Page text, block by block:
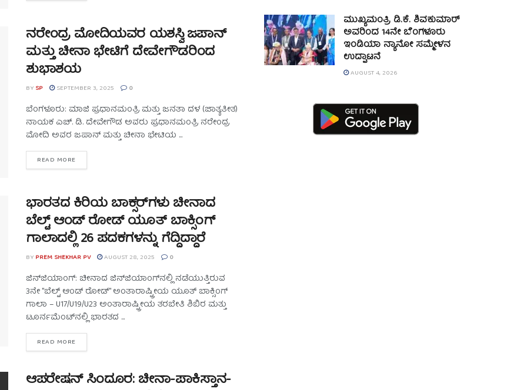
ನರೇಂದ್ರ ಮೋದಿಯವರ ಯಶಸ್ವಿ ಜಪಾನ್
ಮತ್ತು ಚೀನಾ ಭೇಟಿಗೆ ದೇವೇಗೌಡರಿಂದ
ಶುಭಾಶಯ
BY SP SEPTEMBER 3, 2025 0
ಬೆಂಗಳೂರು: ಮಾಜಿ ಪ್ರಧಾನಮಂತ್ರಿ ಮತ್ತು ಜನತಾ ದಳ (ಜಾತ್ಯತೀತ)
ನಾಯಕ ಎಚ್. ಡಿ. ದೇವೇಗೌಡ ಅವರು ಪ್ರಧಾನಮಂತ್ರಿ ನರೇಂದ್ರ
ಮೋದಿ ಅವರ ಜಪಾನ್ ಮತ್ತು ಚೀನಾ ಭೇಟಿಯ ...
READ MORE
ಭಾರತದ ಕಿರಿಯ ಬಾಕ್ಸರ್‌ಗಳು ಚೀನಾದ
ಬೆಲ್ಟ್ ಆಂಡ್ ರೋಡ್ ಯೂತ್ ಬಾಕ್ಸಿಂಗ್
ಗಾಲಾದಲ್ಲಿ 26 ಪದಕಗಳನ್ನು ಗೆದ್ದಿದ್ದಾರೆ
BY PREM SHEKHAR PV AUGUST 28, 2025 0
ಜಿನ್‌ಜಿಯಾಂಗ್: ಚೀನಾದ ಜಿನ್‌ಜಿಯಾಂಗ್‌ನಲ್ಲಿ ನಡೆಯುತ್ತಿರುವ
3ನೇ "ಬೆಲ್ಟ್ ಆಂಡ್ ರೋಡ್" ಅಂತಾರಾಷ್ಟ್ರೀಯ ಯೂತ್ ಬಾಕ್ಸಿಂಗ್
ಗಾಲಾ – U17/U19/U23 ಅಂತಾರಾಷ್ಟ್ರೀಯ ತರಬೇತಿ ಶಿಬಿರ ಮತ್ತು
ಟೂರ್ನಮೆಂಟ್‌ನಲ್ಲಿ ಭಾರತದ ...
READ MORE
ಆಪರೇಷನ್ ಸಿಂದೂರ: ಚೀನಾ-ಪಾಕಿಸ್ತಾನ-
ಮುಖ್ಯಮಂತ್ರಿ ಡಿ.ಕೆ. ಶಿವಕುಮಾರ್
ಅವರಿಂದ 14ನೇ ಬೆಂಗಳೂರು
ಇಂಡಿಯಾ ನ್ಯಾನೋ ಸಮ್ಮೇಳನ
ಉದ್ಘಾಟನೆ
AUGUST 4, 2026